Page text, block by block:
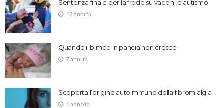
Sentenza finale per la frode su vaccini e autismo
12 anni fa
Quando il bimbo in pancia non cresce
7 anni fa
Scoperta l’origine autoimmune della fibromialgia
1 anno fa